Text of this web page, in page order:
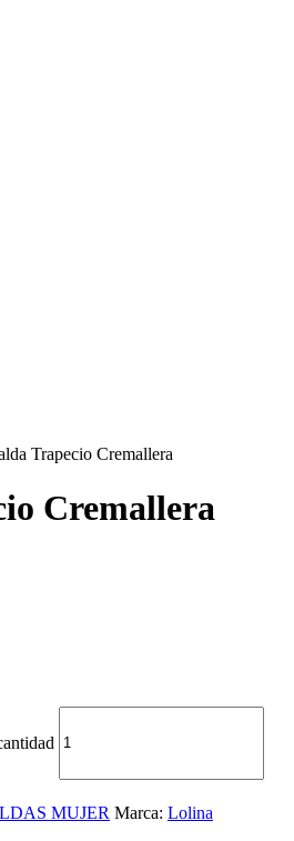
Trapecio Cremallera
Cremallera
MUJER Marca: Lolina